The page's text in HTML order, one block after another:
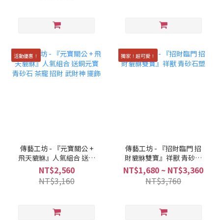
活動優惠！
傳藝工坊 - 『元寶關公 +
飛天貔貅』人氣組合 送銅
元寶 青砂石 茶寵 招財 武
財神 擺飾
NT$2,560
NT$3,160
獨家！超可愛！
傳藝工坊 - 『招財臨門 招
財貔貅雙寶』祥獸 青砂石
NT$1,680 ~ NT$3,360
NT$3,760